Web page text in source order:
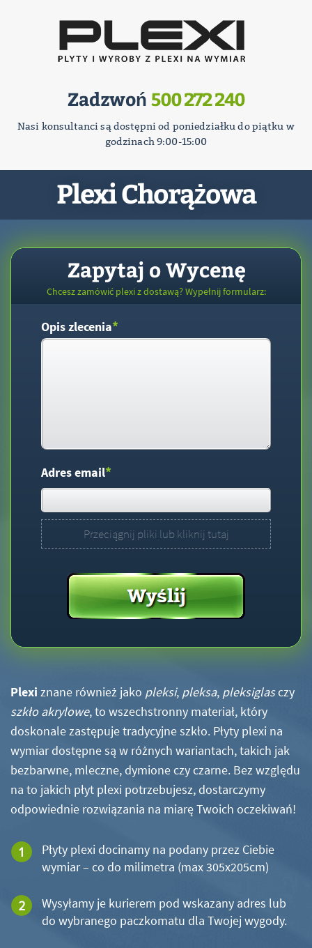
Zadzwoń 500 272 240
Nasi konsultanci są dostępni od poniedziałku do piątku w
godzinach 9:00-15:00
Plexi Chorążowa
Zapytaj o Wycenę
Chcesz zamówić plexi z dostawą? Wypełnij formularz:
Opis zlecenia*
Adres email*
Przeciągnij pliki lub kliknij tutaj
Plexi znane również jako pleksi, pleksa, pleksiglasczy
szkło akrylowe, to wszechstronny materiał, który
doskonale zastępuje tradycyjne szkło. Płyty plexi na
wymiar dostępne są w różnych wariantach, takich jak
bezbarwne, mleczne, dymione czy czarne. Bez względu
na to jakich płyt plexi potrzebujesz, dostarczymy
odpowiednie rozwiązania na miarę Twoich oczekiwań!
Płyty plexi docinamy na podany przez Ciebie
wymiar – co do milimetra (max 305x205cm)
Wysyłamy je kurierem pod wskazany adres lub
do wybranego paczkomatu dla Twojej wygody.